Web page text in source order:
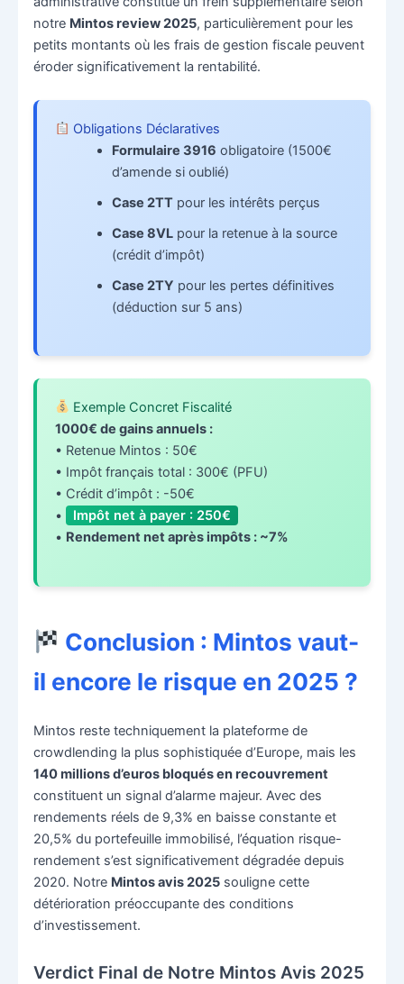
notre Mintos review 2025, particulièrement pour les
petits montants où les frais de gestion fiscale peuvent
éroder significativement la rentabilité.
Obligations Déclaratives
Formulaire 3916 obligatoire (1500€
d’amende si oublié)
Case 2TT pour les intérêts perçus
Case 8VL pour la retenue à la source
(crédit d’impôt)
Case 2TY pour les pertes définitives
(déduction sur 5 ans)
Exemple Concret Fiscalité
1000€ de gains annuels :
• Retenue Mintos : 50€
• Impôt français total : 300€ (PFU)
• Crédit d’impôt : -50€
•
Impôt net à payer : 250€
• Rendement net après impôts : ~7%
Conclusion : Mintos vaut-
il encore le risque en 2025 ?
Mintos reste techniquement la plateforme de
crowdlending la plus sophistiquée d’Europe, mais les
140 millions d’euros bloqués en recouvrement
constituent un signal d’alarme majeur. Avec des
rendements réels de 9,3% en baisse constante et
20,5% du portefeuille immobilisé, l’équation risque-
rendement s’est significativement dégradée depuis
2020. Notre Mintos avis 2025souligne cette
détérioration préoccupante des conditions
d’investissement.
Verdict Final de Notre Mintos Avis 2025